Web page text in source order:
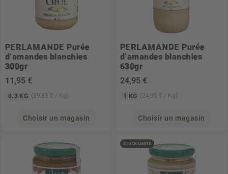
PERLAMANDE Purée
d'amandes blanchies
300gr
11 ,95 €
0.3 KG (39,83 € / Kg)
Choisir un magasin
PERLAMANDE Purée
d'amandes blanchies
630gr
24,95 €
1 KG (24,95 € / Kg)
Choisir un magasin
STOCK LIMITÉ